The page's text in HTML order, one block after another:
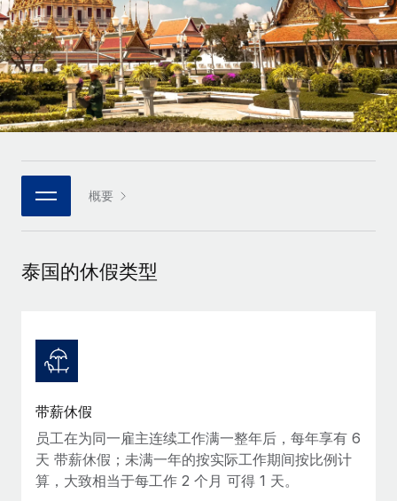
Remote統合
人事機能をワークフローにシームレスに統合する
プラットフォーム
チームのための人事の基本機能を内蔵
接続 新しい
当社のMCPを使用して、あらゆるAIツールをRemoteに接続
統合
基本的なビジネスツールを活用して業務プロセスを効率化す
グローバル人事・コンプライアンスの専門サポート
候補者の選考プロセスをシンプルに
Compliance Watchtower
コンプライアンスリスクを先回りして対応
ミッドマーケット
カスタマイズされた人事ソリューションでチームを拡大する
企業
大企業向けのグローバルHR
パートナーに登録
戦略的テクノロジーパートナー
グローバルな人事機能を柔軟に自社プラットフォームへ統合
当社とのパートナーシップの可能性を検討する
Reverse Tech、契約社員管理と給与処理でRemote
と戦略的提携
Reverse Techの概要 健康とウェルネスのスタートアップである
リサーチおよびガイド
活用事例
HR用語集
チェックリストおよびテンプレート
職務内容ライブラリ
ウェビナー
イベント
ニュースルーム
情報センター
サポートを依頼する
すべてのリソースを表示する
ブログ
Español
Italiano
Português (Portugal)
日本語
한국어 概要
泰国的休假类型
带薪休假
员工在为同一雇主连续工作满一整年后，每年享有 6
天 带薪休假；未满一年的按实际工作期间按比例计
算，大致相当于每工作 2 个月 可得 1 天。